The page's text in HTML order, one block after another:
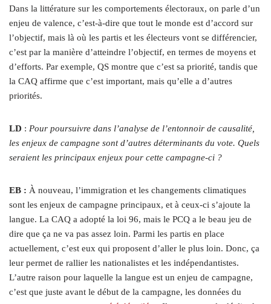
Dans la littérature sur les comportements électoraux, on parle d’un
enjeu de valence, c’est-à-dire que tout le monde est d’accord sur
l’objectif, mais là où les partis et les électeurs vont se différencier,
c’est par la manière d’atteindre l’objectif, en termes de moyens et
d’efforts. Par exemple, QS montre que c’est sa priorité, tandis que
la CAQ affirme que c’est important, mais qu’elle a d’autres
priorités.
LD : Pour poursuivre dans l’analyse de l’entonnoir de causalité,
les enjeux de campagne sont d’autres déterminants du vote. Quels
seraient les principaux enjeux pour cette campagne-ci ?
EB : À nouveau, l’immigration et les changements climatiques
sont les enjeux de campagne principaux, et à ceux-ci s’ajoute la
langue. La CAQ a adopté la loi 96, mais le PCQ a le beau jeu de
dire que ça ne va pas assez loin. Parmi les partis en place
actuellement, c’est eux qui proposent d’aller le plus loin. Donc, ça
leur permet de rallier les nationalistes et les indépendantistes.
L’autre raison pour laquelle la langue est un enjeu de campagne,
c’est que juste avant le début de la campagne, les données du